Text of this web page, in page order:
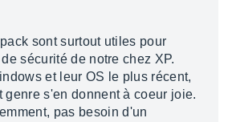
sont surtout utiles pour
sécurité de notre chez XP.
et leur OS le plus récent,
genre s'en donnent à coeur joie.
pas besoin d'un